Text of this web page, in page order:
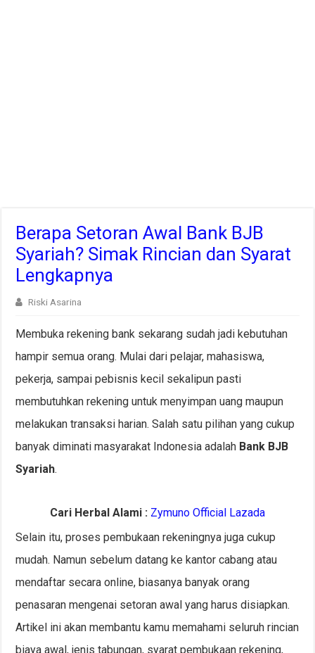
Berapa Setoran Awal Bank BJB
Syariah? Simak Rincian dan Syarat
Lengkapnya
Riski Asarina
Membuka rekening bank sekarang sudah jadi kebutuhan
hampir semua orang. Mulai dari pelajar, mahasiswa,
pekerja, sampai pebisnis kecil sekalipun pasti
membutuhkan rekening untuk menyimpan uang maupun
melakukan transaksi harian. Salah satu pilihan yang cukup
banyak diminati masyarakat Indonesia adalah Bank BJB
Syariah.
Cari Herbal Alami : Zymuno Official Lazada
Selain itu, proses pembukaan rekeningnya juga cukup
mudah. Namun sebelum datang ke kantor cabang atau
mendaftar secara online, biasanya banyak orang
penasaran mengenai setoran awal yang harus disiapkan.
Artikel ini akan membantu kamu memahami seluruh rincian
biaya awal, jenis tabungan, syarat pembukaan rekening,